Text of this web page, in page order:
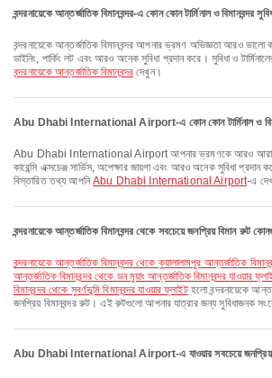
বন্দরনায়েকে আন্তর্জাতিক বিমানবন্দর-এ কোন কোন টার্মিনাল ও বিমানবন্দর
বন্দরনায়েকে আন্তর্জাতিক বিমানবন্দর আপনার ভ্রমণ অভিজ্ঞতা আরও ভালো করতে ক্লিনিক এবং ফার্মেসী,
ডাইনিং, পার্কিং লট এবং আরও অনেক সুবিধা প্রদান করে। সুবিধা ও
বন্দরনায়েকে আন্তর্জাতিক বিমানবন্দর দেখুন।
Abu Dhabi International Airport-এ কোন কোন টার্মিনাল ও
Abu Dhabi International Airport আপনার ভ্রমণকে আরও আরামদায়ক করতে ধূমপান এলাকা,
কারেন্সি এক্সচেঞ্জ সার্ভিস, অপেক্ষার জায়গা এবং আরও অনেক সুবিধা প্রদান
বিস্তারিত তথ্য আপনিAbu Dhabi International Airport-এ
বন্দরনায়েকে আন্তর্জাতিক বিমানবন্দর থেকে সবচেয়ে জনপ্রিয় বিমান রুট
বন্দরনায়েকে আন্তর্জাতিক বিমানবন্দর থেকে কুয়ালালামপুর আন্তর্জাতিক
আন্তর্জাতিক বিমানবন্দর থেকে ডন মুয়াং আন্তর্জাতিক বিমানবন্দর যাওয়ার
বিমানবন্দর থেকে সুবর্ণভূমি বিমানবন্দর যাওয়ার ফ্লাইটহলো বন্দরনায়েকে
জনপ্রিয় বিমানবন্দর রুট। এই রুটগুলো আপনার যাত্রার জন্য সুবিধাজনক
Abu Dhabi International Airport-এ যাওয়ার সবচেয়ে জনপ্রিয়